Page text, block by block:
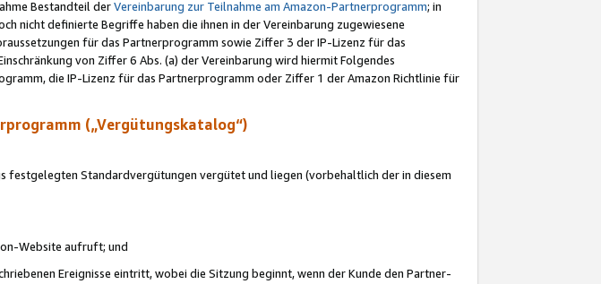
Bestandteil derVereinbarung zur Teilnahme am Amazon-Partnerprogramm; in
nicht definierte Begriffe haben die ihnen in der Vereinbarung zugewiesene
für das Partnerprogramm sowie Ziffer 3 der IP-Lizenz für das
von Ziffer 6 Abs. (a) der Vereinbarung wird hiermit Folgendes
die IP-Lizenz für das Partnerprogramm oder Ziffer 1 der Amazon Richtlinie für
(„Vergütungskatalog“)
festgelegten Standardvergütungen vergütet und liegen (vorbehaltlich der in diesem
Website aufruft; und
Ereignisse eintritt, wobei die Sitzung beginnt, wenn der Kunde den Partner-